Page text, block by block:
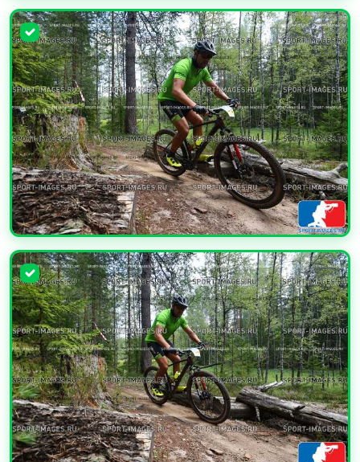
УВЕЛИЧИТЬ
УВЕЛИЧИТЬ